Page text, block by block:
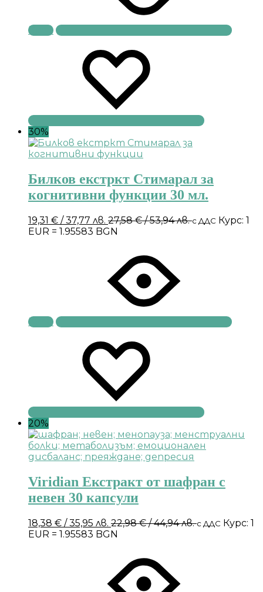
Купи
30%
Билков екстркт Стимарал за
когнитивни функции 30 мл.
19,31 € / 37,77 лв. 27,58€/ 53,94 лв.с ДДС Курс: 1
EUR = 1.95583 BGN
Купи
20%
Viridian Екстракт от шафран с
невен 30 капсули
18,38 € / 35,95 лв. 22,98€/ 44,94 лв.с ДДС Курс: 1
EUR = 1.95583 BGN